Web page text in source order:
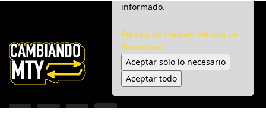
informado.
Política de Cookies Política de
Privacidad
Aceptar solo lo necesario
Aceptar todo